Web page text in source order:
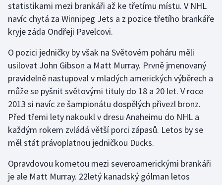
statistikami mezi brankáři až ke třetímu místu. V NHL
navíc chytá za Winnipeg Jets a z pozice třetího brankáře
kryje záda Ondřeji Pavelcovi.
O pozici jedničky by však na Světovém poháru měli
usilovat John Gibson a Matt Murray. Prvně jmenovaný
pravidelně nastupoval v mladých amerických výběrech a
může se pyšnit světovými tituly do 18 a 20 let. V roce
2013 si navíc ze šampionátu dospělých přivezl bronz.
Před třemi lety nakoukl v dresu Anaheimu do NHL a
každým rokem zvládá větší porci zápasů. Letos by se
měl stát právoplatnou jedničkou Ducks.
Opravdovou kometou mezi severoamerickými brankáři
je ale Matt Murray. 22letý kanadský gólman letos